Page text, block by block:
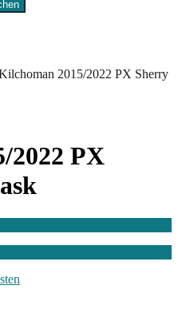
2015/2022 PX Sherry
2022 PX